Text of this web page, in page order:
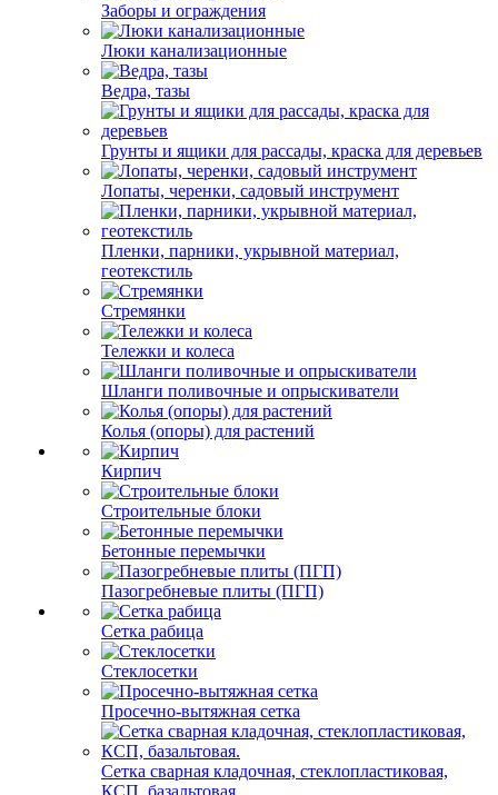
Заборы и ограждения
Люки канализационные
Ведра, тазы
Грунты и ящики для рассады, краска для деревьев
Лопаты, черенки, садовый инструмент
Пленки, парники, укрывной материал,
геотекстиль
Стремянки
Тележки и колеса
Шланги поливочные и опрыскиватели
Колья (опоры) для растений
Кирпич
Строительные блоки
Бетонные перемычки
Пазогребневые плиты (ПГП)
Сетка рабица
Стеклосетки
Просечно-вытяжная сетка
Сетка сварная кладочная, стеклопластиковая,
КСП, базальтовая.